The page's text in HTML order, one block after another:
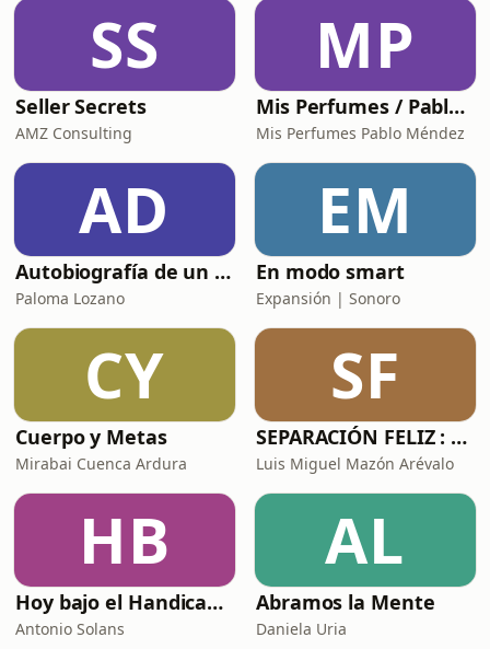
SS
Seller Secrets
AMZ Consulting
MP
Mis Perfumes / Pablo Méndez
Mis Perfumes Pablo Méndez
AD
Autobiografía de un Yogui con sitar
Paloma Lozano
EM
En modo smart
Expansión | Sonoro
CY
Cuerpo y Metas
Mirabai Cuenca Ardura
SF
SEPARACIÓN FELIZ : Psicología, Dolor y Renacimiento
Luis Miguel Mazón Arévalo
HB
Hoy bajo el Handicap | Podcast de Golf
Antonio Solans
AL
Abramos la Mente
Daniela Uria